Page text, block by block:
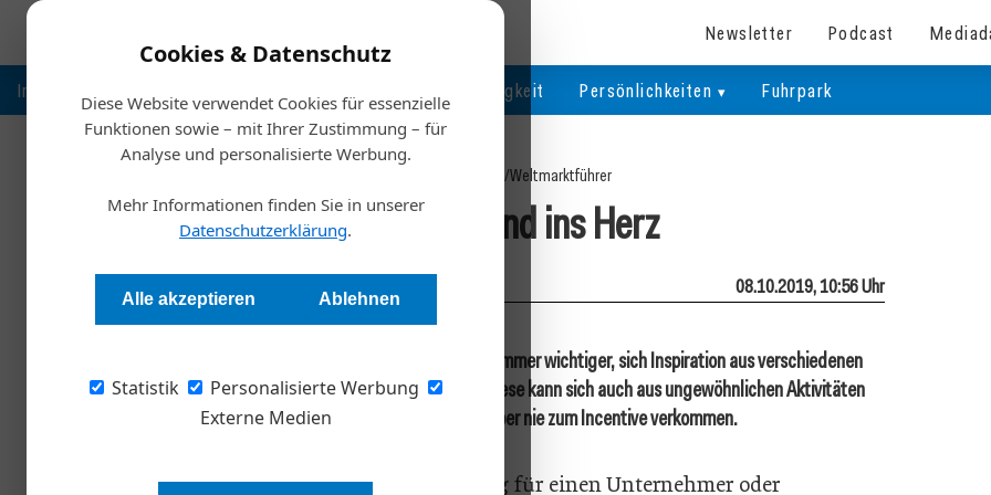
Cookies & Datenschutz
Diese Website verwendet Cookies für essenzielle
Funktionen sowie – mit Ihrer Zustimmung – für
Analyse und personalisierte Werbung.
Mehr Informationen finden Sie in unserer
Datenschutzerklärung.
Alle akzeptieren Ablehnen
Statistik
Personalisierte Werbung
Externe Medien
Newsletter Podcast
Inspiration Nachhaltigkeit Persönlichkeiten Fuhrpark
/Weltmarktführer
Vom Rand ins Herz
Alexandra Rotter 08.10.2019, 10:56 Uhr
Volatile Umfelder machen es für Unternehmer immer wichtiger, sich Inspiration aus verschiedenen
Quellen zu holen, um nicht stehenzubleiben. Diese kann sich auch aus ungewöhnlichen Aktivitäten
wie Trommeln oder Kalligrafie speisen, sollte aber nie zum Incentive verkommen.
Inspiration. Ist das wirklich wichtig für einen Unternehmer oder